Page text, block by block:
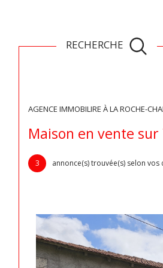
RECHERCHE
de
AGENCE IMMOBILIRE À LA ROCHE-
Maison en vente
3 annonce(s) trouvée(s) selon vos